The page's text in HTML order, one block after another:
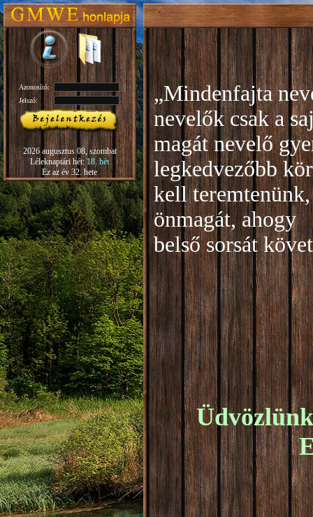
Azonosító:
Jelszó:
2026 augusztus 08, szombat
Léleknaptári hét:18. hét
Ez az év 32. hete
„Mindenfajta
nevelők csak a
magát nevelő
legkedvezőbb
kell
önmagát, ahogy
belső sorsát